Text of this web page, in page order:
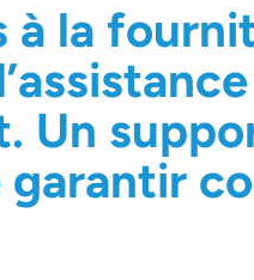
la
Un
garantir